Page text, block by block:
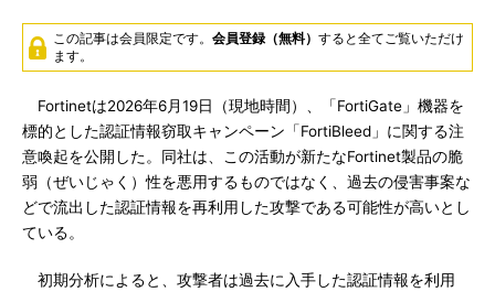
この記事は会員限定です。 会員登録（無料） すると全てご覧いただけ
ます。
Fortinetは2026年6月19日（現地時間）、「FortiGate」機器を
標的とした認証情報窃取キャンペーン「FortiBleed」に関する注
意喚起を公開した。同社は、この活動が新たなFortinet製品の脆
弱（ぜいじゃく）性を悪用するものではなく、過去の侵害事案な
どで流出した認証情報を再利用した攻撃である可能性が高いとし
ている。
初期分析によると、攻撃者は過去に入手した認証情報を利用